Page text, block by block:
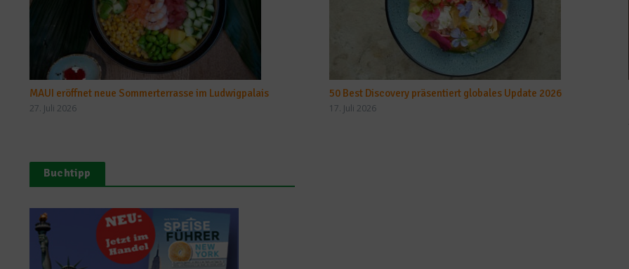
MAUI eröffnet neue Sommerterrasse im Ludwigpalais
27. Juli 2026
50 Best Discovery präsentiert globales Update 2026
17. Juli 2026
Buchtipp